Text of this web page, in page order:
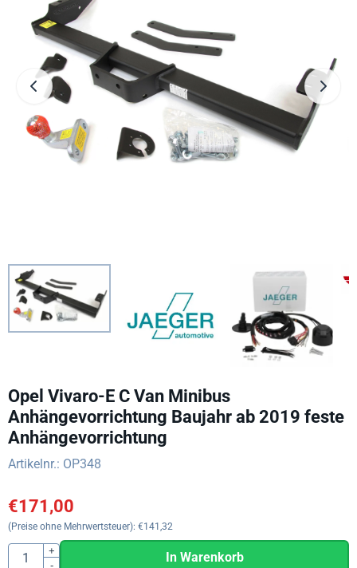
Opel Vivaro-E C Van Minibus
Anhängevorrichtung Baujahr ab 2019 feste
Anhängevorrichtung
Artikelnr.: OP348
€171,00
(Preise ohne Mehrwertsteuer): €141,32
Anzahl
+
-
In Warenkorb